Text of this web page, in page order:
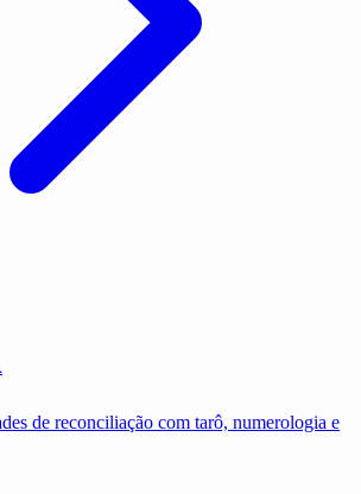
de reconciliação com tarô, numerologia e